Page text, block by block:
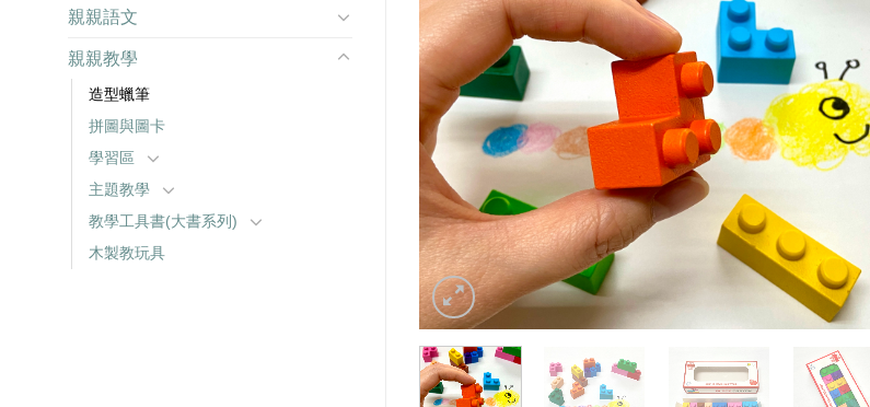
親親語文
親親教學
造型蠟筆
拼圖與圖卡
學習區
主題教學
教學工具書(大書系列)
木製教玩具